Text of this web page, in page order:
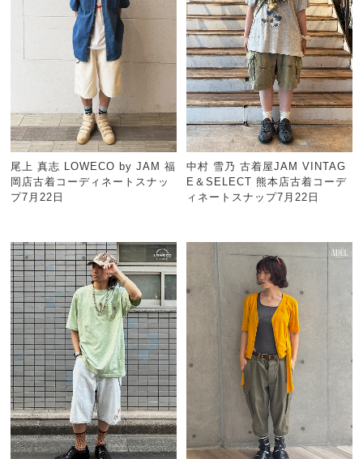
尾上 真志 LOWECO by JAM 福
岡店古着コーディネートスナッ
プ7月22日
中村 雪乃 古着屋JAM VINTAG
E＆SELECT 熊本店古着コーデ
ィネートスナップ7月22日